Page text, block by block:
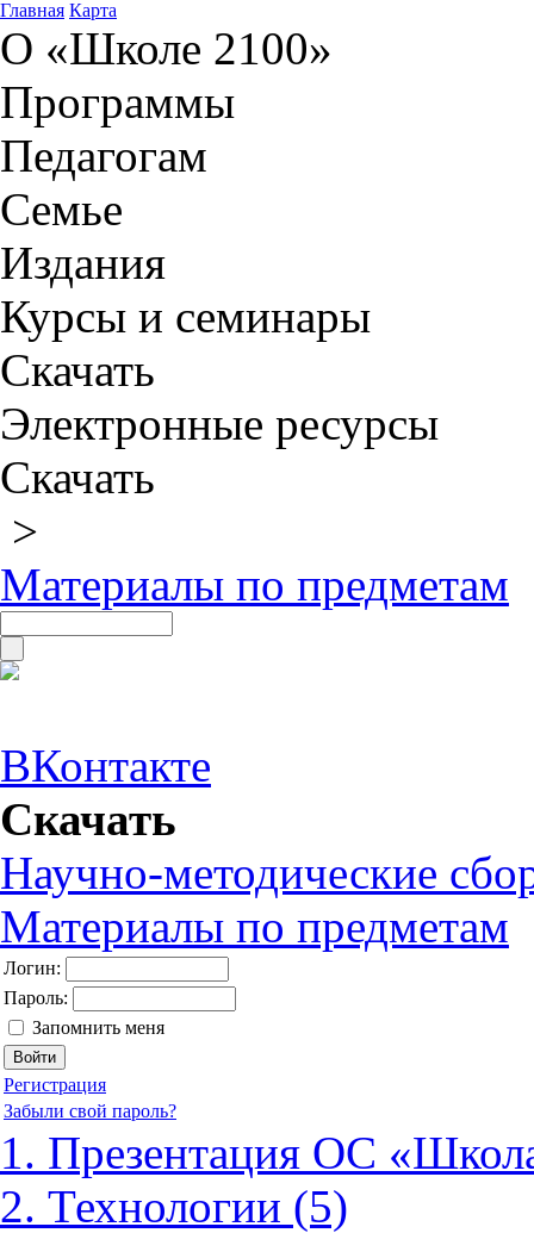
Главная Карта
О «Школе 2100»
Программы
Педагогам
Семье
Издания
Курсы и семинары
Скачать
Электронные ресурсы
Скачать
>
Материалы по предметам
ВКонтакте
Скачать
Научно-методические
Материалы по предметам
Логин:
Пароль:
Запомнить меня
Регистрация
Забыли свой пароль?
1. Презентация ОС
2. Технологии (5)